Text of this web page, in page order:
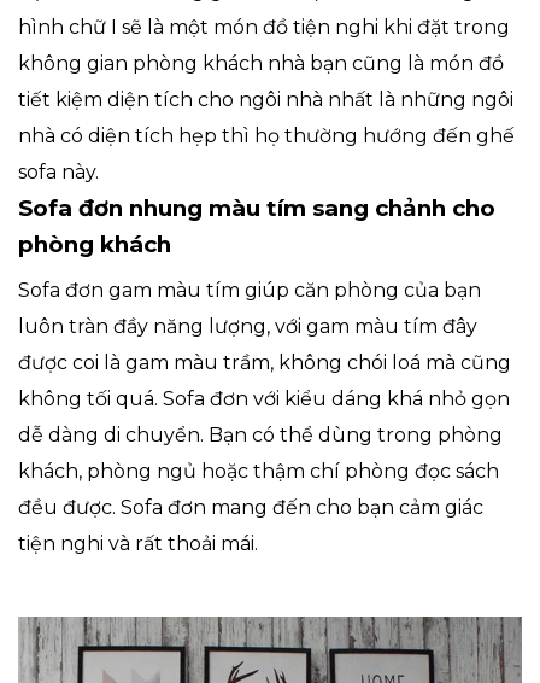
hình chữ I sẽ là một món đồ tiện nghi khi đặt trong
không gian phòng khách nhà bạn cũng là món đồ
tiết kiệm diện tích cho ngôi nhà nhất là những ngôi
nhà có diện tích hẹp thì họ thường hướng đến ghế
sofa này.
Sofa đơn nhung màu tím sang chảnh cho
phòng khách
Sofa đơn gam màu tím giúp căn phòng của bạn
luôn tràn đầy năng lượng, với gam màu tím đây
được coi là gam màu trầm, không chói loá mà cũng
không tối quá. Sofa đơn với kiểu dáng khá nhỏ gọn
dễ dàng di chuyển. Bạn có thể dùng trong phòng
khách, phòng ngủ hoặc thậm chí phòng đọc sách
đều được. Sofa đơn mang đến cho bạn cảm giác
tiện nghi và rất thoải mái.